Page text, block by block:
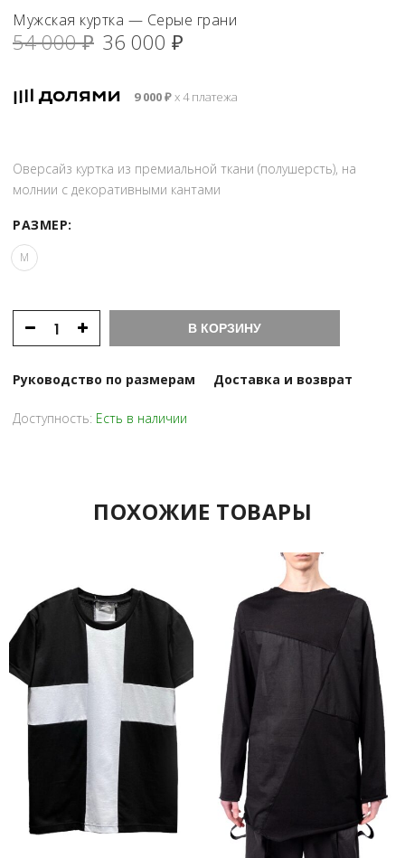
Мужская куртка — Серые грани
54 000₽ Первоначальная
составляла
54
36 000 ₽
36
9 000₽х 4 платежа
Оверсайз куртка из премиальной ткани (полушерсть), на
молнии с декоративными кантами
РАЗМЕР:
M
В КОРЗИНУ
Руководство по размерам Доставка и возврат
Доступность: Есть в наличии
ПОХОЖИЕ ТОВАРЫ